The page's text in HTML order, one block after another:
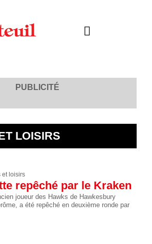
PUBLICITÉ
LOISIRS
et loisirs
repêché par le Kraken
joueur des Hawks de Hawkesbury
a été repêché en deuxième ronde par